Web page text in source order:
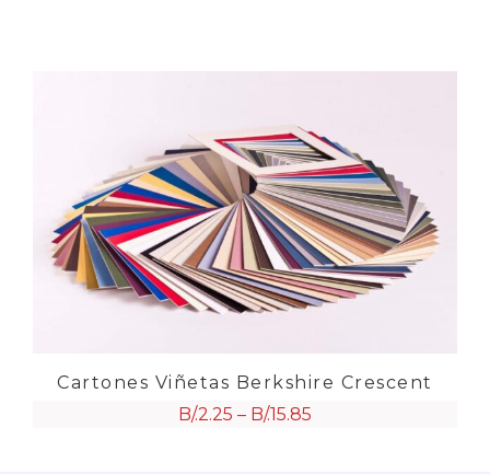
Cartones Viñetas Berkshire Crescent
B/.2.25 – B/.15.85